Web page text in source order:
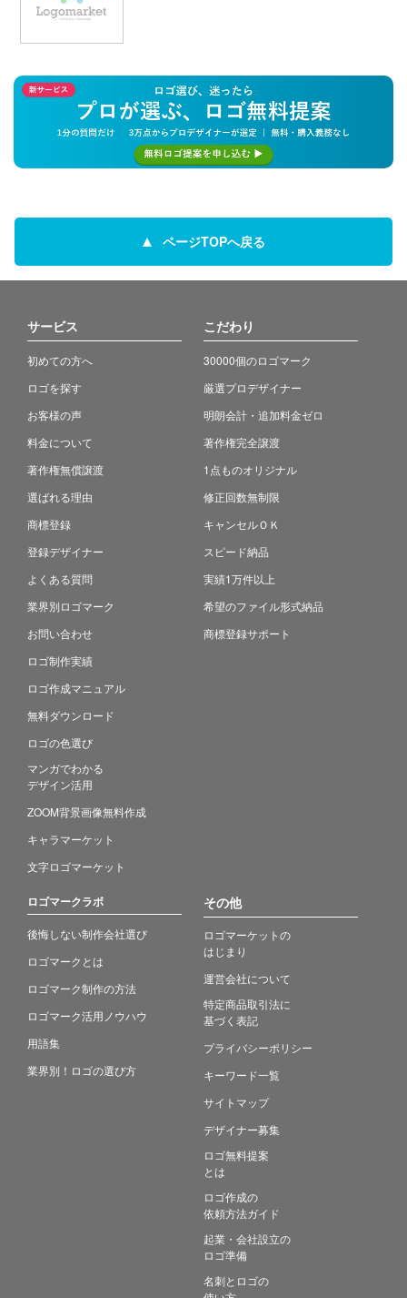
ページTOPへ戻る
サービス
初めての方へ
ロゴを探す
お客様の声
料金について
著作権無償譲渡
選ばれる理由
商標登録
登録デザイナー
よくある質問
業界別ロゴマーク
お問い合わせ
ロゴ制作実績
ロゴ作成マニュアル
無料ダウンロード
ロゴの色選び
マンガでわかる
デザイン活用
ZOOM背景画像無料作成
キャラマーケット
文字ロゴマーケット
こだわり
30000個のロゴマーク
厳選プロデザイナー
明朗会計・追加料金ゼロ
著作権完全譲渡
1点ものオリジナル
修正回数無制限
キャンセルＯＫ
スピード納品
実績1万件以上
希望のファイル形式納品
商標登録サポート
ロゴマークラボ
後悔しない制作会社選び
ロゴマークとは
ロゴマーク制作の方法
ロゴマーク活用ノウハウ
用語集
業界別！ロゴの選び方
その他
ロゴマーケットの
はじまり
運営会社について
特定商品取引法に
基づく表記
プライバシーポリシー
キーワード一覧
サイトマップ
デザイナー募集
ロゴ無料提案
とは
ロゴ作成の
依頼方法ガイド
起業・会社設立の
ロゴ準備
名刺とロゴの